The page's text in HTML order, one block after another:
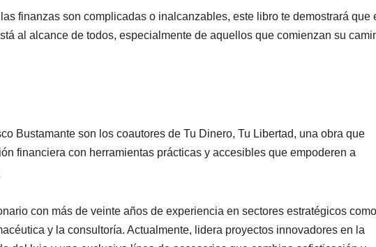
finanzas son complicadas o inalcanzables, este libro te demostrará que
al al cance de todos, especialmente de aquellos que comienzan su
Bustamante son los coautores de Tu Dinero, Tu Libertad, una obra que
financiera con herramientas prácticas y accesibles que empoderen a
con más de veinte años de experiencia en sectores estratégicos como
y la consultoría. Actualmente, lidera proyectos innovadores en la